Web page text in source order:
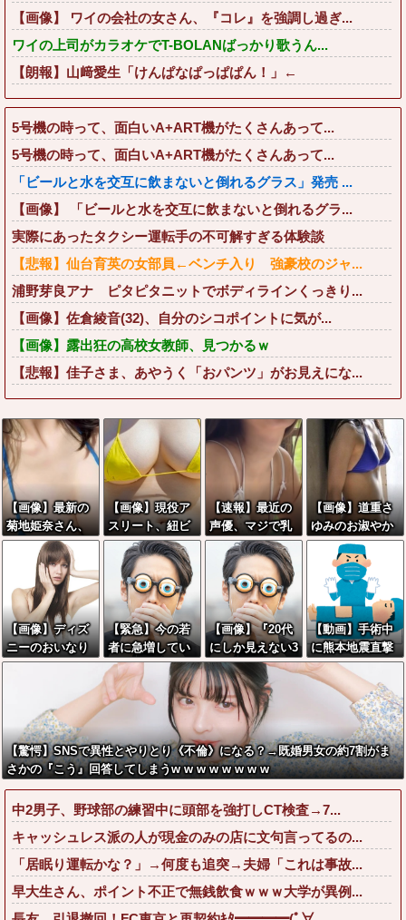
【画像】 ワイの会社の女さん、『コレ』を強調し過ぎ...
ワイの上司がカラオケでT-BOLANばっかり歌うん...
【朗報】山﨑愛生「けんぱなぱっぱぱん！」←
5号機の時って、面白いA+ART機がたくさんあって...
5号機の時って、面白いA+ART機がたくさんあって...
「ビールと水を交互に飲まないと倒れるグラス」発売 ...
【画像】 「ビールと水を交互に飲まないと倒れるグラ...
実際にあったタクシー運転手の不可解すぎる体験談
【悲報】仙台育英の女部員←ベンチ入り 強豪校のジャ...
浦野芽良アナ ピタピタニットでボディラインくっきり...
【画像】佐倉綾音(32)、自分のシコポイントに気が...
【画像】露出狂の高校女教師、見つかるｗ
【悲報】佳子さま、あやうく「おパンツ」がお見えにな...
【画像】最新の
菊地姫奈さん、
乳がとんでもな
いことになる
【画像】現役ア
スリート、紐ビ
キニ姿でえっち
な肉体ボロンww
【速報】最近の
声優、マジで乳
がデカいwwww
wwwww
【画像】道重さ
ゆみのお淑やか
なお乳が好きな
奴wwwwwww
【画像】ディズ
ニーのおいなり
巻（600円）、
て賛否両論の大
炎上をしてしま
うw w w w w w
w
【緊急】今の若
者に急増してい
る『コレ』依
存、めちゃくち
ゃ深刻な模様w
w w w w w w w
w w
【画像】『20代
にしか見えない3
0代女子』がこち
らです←お前ら
から見てど
う？？？？？？
？
【動画】手術中
に熊本地震直撃
やばすぎる
【驚愕】SNSで異性とやりとり《不倫》になる？→既婚男女の約7割がま
さかの『こう』回答してしまうw w w w w w w w
中2男子、野球部の練習中に頭部を強打しCT検査→7...
キャッシュレス派の人が現金のみの店に文句言ってるの...
「居眠り運転かな？」→何度も追突→夫婦「これは事故...
早大生さん、ポイント不正で無銭飲食ｗｗｗ大学が異例...